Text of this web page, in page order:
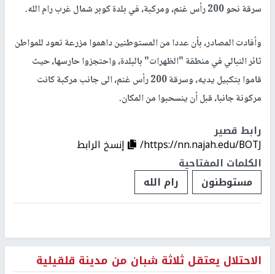
سرقة نحو 200 رأس غنم، ومركبة، في بلدة كوبر شمال غرب رام الله.
وأفادت المصادر، بأن عددا من المستوطنين داهموا مزرعة تعود للمواطن
ثائر النبالي في منطقة "الظهرات" بالبلدة، واحتجزوا حارسها، حيث
قاموا بتكبيل يديه، وسرقة 200 رأس غنم، الى جانب مركبة كانت
مركونة جانبا، قبل أن ينسحبوا من المكان.
رابط قصير
https://nn.najah.edu/BOTJ/
إنسخ الرابط
الكلمات المفتاحية
مستوطنون
رام الله
الاحتلال يعتقل ثلاثة شبان من مدينة قلقيلية